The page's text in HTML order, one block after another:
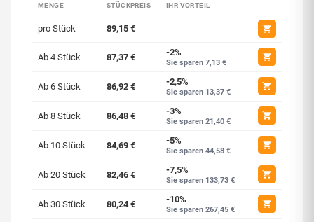
MENGE STÜCKPREIS IHR VORTEIL
pro Stück 89,15 € -
Ab 4 Stück 87,37 € -2%
Sie sparen 7,13 €
Ab 6 Stück 86,92 € -2,5%
Sie sparen 13,37 €
Ab 8 Stück 86,48 € -3%
Sie sparen 21,40 €
Ab 10 Stück 84,69 € -5%
Sie sparen 44,58 €
Ab 20 Stück 82,46 € -7,5%
Sie sparen 133,73 €
Ab 30 Stück 80,24 € -10%
Sie sparen 267,45 €